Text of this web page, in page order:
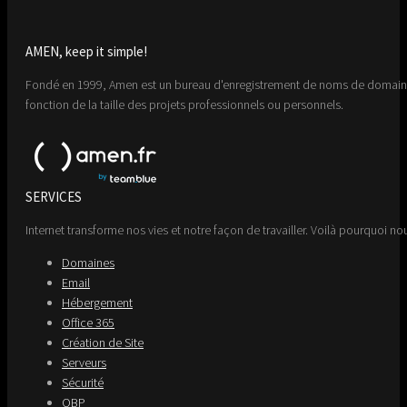
AMEN, keep it simple!
Fondé en 1999, Amen est un bureau d'enregistrement de noms de
fonction de la taille des projets professionnels ou personnels.
SERVICES
Internet transforme nos vies et notre façon de travailler. Voilà pourquoi
Domaines
Email
Hébergement
Office 365
Création de Site
Serveurs
Sécurité
OBP